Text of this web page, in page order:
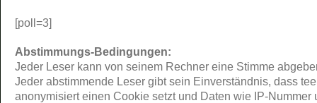
[poll=3]
Abstimmungs-Bedingungen:
Jeder Leser kann von seinem Rechner eine Stimme
Jeder abstimmende Leser gibt sein Einverständnis, dass
anonymisiert einen Cookie setzt und Daten wie IP-Nummer